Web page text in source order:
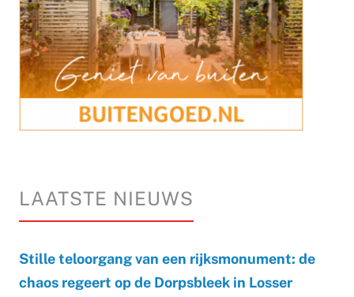
LAATSTE NIEUWS
Stille teloorgang van een rijksmonument: de
chaos regeert op de Dorpsbleek in Losser